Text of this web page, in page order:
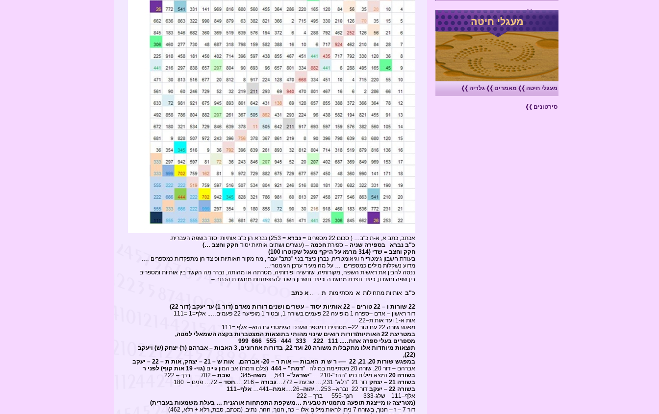
סירטונים
מעגלי חיטה
מעגלי חיטה מאמרים גלריה
סירטונים
אכתב, כתב א, א-ת כ"ב… ( סכום 22 מספרים = נברא = 253) נברא הן כ"ב אותיות יסוד בשפה העברית.
כ"ב נברא בספירה שניה – ספירת חכמה – (עשרים ושתים אותיות יסוד חקק וחצב …)
חקק וחצב = שדי (314 מרמז על היקף מעגל שקוטרו 100)
בעזרת חשבון גימטרייה וגיאומטריה, נבחן כיצד בנוי "כתב" עברי, מה מקור האותיות וכיצד הן מתפקדות כמספרים ….
מדוע נשקלות מילים כמספרים … על מה מעיד ערכן הגימטרי…
ננסה להבין את ראשית השפה, מקורותיה, שורשיה ופירותיה, מטרתה או מהותה, נברר מה הקשר בין אותיות ומספרים
בין שפה וחשבון, כיצד נוצרת מחשבה וכיצד חשבון חשוב להתפתחות מחשבת הכתב –
כ"ב אותיות מתחילות א מסתיימות ת . .. א כתב
22 שורות ו – 22 טורים – 22 אותיות יסוד – עשרים ושנים דורות מאדם (דור 1) עד יעקב (דור 22)
דור ראשון – אדם –ספרה 1 מופיעה 22 פעמים בשורה 1, ובטור 1 מופיעה 22 פעמים….. אלף=1 =111
אות א-1 ועד אות ת–22
מפגש שורה 22 עם טור 22– מסתיים במספר שערכו הגימטרי גם הוא– אלף =111
במטריצת 22 האותיות/דורות רואים שינוי מהותי בתוצאות המצטברות בקצה השמאלי למטה,
מספרים בעלי ספרה אחת….. 111 222 333 444 555 666 999
תוצאות מיוחדות אלו מתקבלות משורה 20 ועד 22, בדורות אחרונים, 3 האבות – אברהם (ר) יצחק (ש) ויעקב
(22),
במפגש שורות 20, 21, 22 —- ר ש ת האבות — אות ר – 20- אברהם, אות ש – 21 – יצחק, אות ת – 22 – יעקב
אברהם – דור 20, שורה 20 מסתיימת במילה "
דמת" – 444 (צלם ודמת) אב המון גויים (גוי- 19 אות קוף) לפני ר
בשורה 20
נמצא מילים כמו "ההר"-210….."י שראל"– 541,… משה-345 ….. שבת – 702 …. ברך – 222
בשורה 21
– יצחק דור 21 "רלא" 231,… שבעת – 772… גבורה – 216 …. חסד – 72… פנים – 180
בשורה 22
– יעקב דור 22 נברא– 253… יהוה–26…. אמת–441…
אלף–111
אלף–111 שלג-333 הנך-555 ברך – 222
(מטריצה זו מייצגת תופעה מתמטית טבעית …משקפת התפתחות אורגנית … בעלת משמעות בעברית)
דור 7 – ז – חנוך, בשורה 7 ניתן לראות מילים אלו – כח, חנוך, ההר, נתיב, (מכתב, סבת, רלא + רלא, 462)